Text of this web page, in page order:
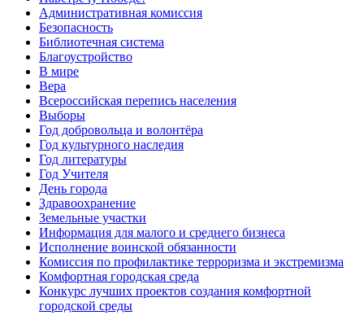
Административная комиссия
Безопасность
Библиотечная система
Благоустройство
В мире
Вера
Всероссийская перепись населения
Выборы
Год добровольца и волонтёра
Год культурного наследия
Год литературы
Год Учителя
День города
Здравоохранение
Земельные участки
Информация для малого и среднего бизнеса
Исполнение воинской обязанности
Комиссия по профилактике терроризма и экстремизма
Комфортная городская среда
Конкурс лучших проектов создания комфортной
городской среды